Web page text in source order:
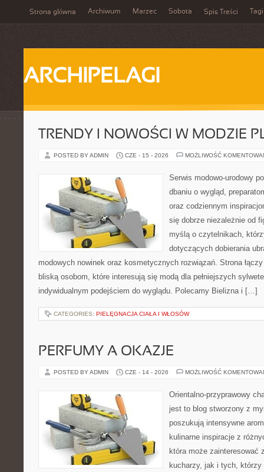
Strona główna Archiwum Marzec Sobota Spis Treści Tagi
ARCHIPELAGI
TRENDY I NOWOŚCI W MODZIE
POSTED BY ADMIN CZE - 15 - 2026 MOŻLIWOŚĆ
Serwis modowo-urodowy
dbaniu o wygląd,
oraz codziennym
się dobrze niezależnie od
myślą o czytelnikach,
dotyczących dobierania
modowych nowinek oraz kosmetycznych rozwiązań. Strona
bliską osobom, które interesują się modą dla pełniejszych
indywidualnym podejściem do wyglądu. Polecamy Bielizna i […]
CATEGORIES: PIELĘGNACJA CIAŁA I WŁOSÓW
PERFUMY A OKAZJE
POSTED BY ADMIN CZE - 14 - 2026 MOŻLIWOŚĆ
Orientalno-przyprawowy
jest to blog stworzony z
poszukują intensywne
kulinarne inspiracje z
która może zainteresować
kucharzy, jak i tych, którzy